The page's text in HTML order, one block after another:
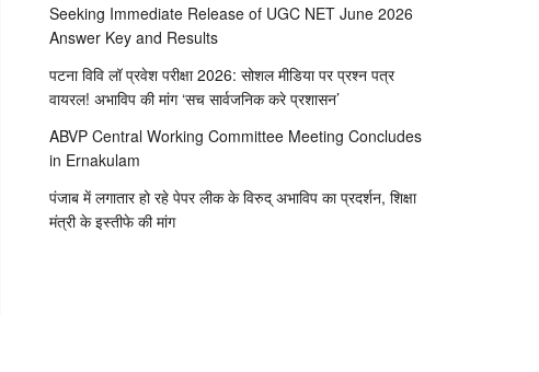
Seeking Immediate Release of UGC NET June 2026
Answer Key and Results
पटना विवि लॉ प्रवेश परीक्षा 2026: सोशल मीडिया पर प्रश्न पत्र
वायरल! अभाविप की मांग ‘सच सार्वजनिक करे प्रशासन’
ABVP Central Working Committee Meeting Concludes
in Ernakulam
पंजाब में लगातार हो रहे पेपर लीक के विरुद् अभाविप का प्रदर्शन, शिक्षा
मंत्री के इस्तीफे की मांग